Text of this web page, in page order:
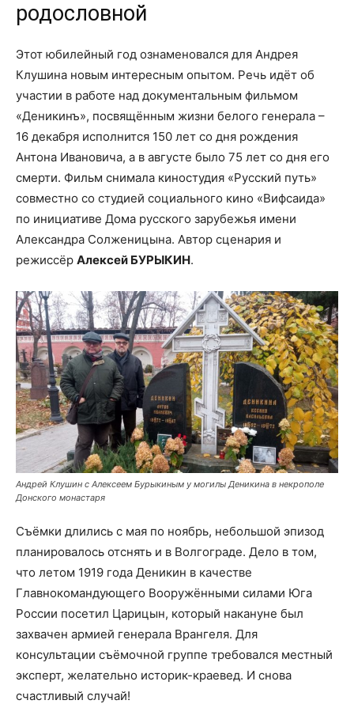
родословной
Этот юбилейный год ознаменовался для Андрея
Клушина новым интересным опытом. Речь идёт об
участии в работе над документальным фильмом
«Деникинъ», посвящённым жизни белого генерала –
16 декабря исполнится 150 лет со дня рождения
Антона Ивановича, а в августе было 75 лет со дня его
смерти. Фильм снимала киностудия «Русский путь»
совместно со студией социального кино «Вифсаида»
по инициативе Дома русского зарубежья имени
Александра Солженицына. Автор сценария и
режиссёр Алексей БУРЫКИН.
Андрей Клушин с Алексеем Бурыкиным у могилы Деникина в некрополе
Донского монастаря
Съёмки длились с мая по ноябрь, небольшой эпизод
планировалось отснять и в Волгограде. Дело в том,
что летом 1919 года Деникин в качестве
Главнокомандующего Вооружёнными силами Юга
России посетил Царицын, который накануне был
захвачен армией генерала Врангеля. Для
консультации съёмочной группе требовался местный
эксперт, желательно историк-краевед. И снова
счастливый случай!